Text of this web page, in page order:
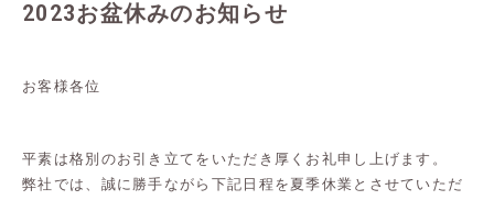
2023お盆休みのお知らせ
お客様各位
平素は格別のお引き立てをいただき厚くお礼申し上げます。
弊社では、誠に勝手ながら下記日程を夏季休業とさせていただ